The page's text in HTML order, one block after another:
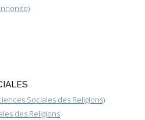
Sociales des Religions)
des Religions